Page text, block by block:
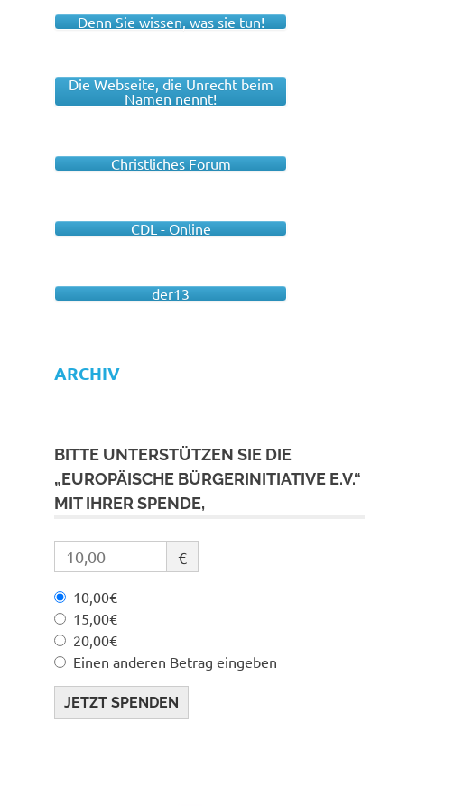
Denn Sie wissen, was sie tun!
Die Webseite, die Unrecht beim
Namen nennt!
Christliches Forum
CDL - Online
der13
ARCHIV
BITTE UNTERSTÜTZEN SIE DIE
„EUROPÄISCHE BÜRGERINITIATIVE E.V.“
MIT IHRER SPENDE,
€
10,00€
15,00€
20,00€
Einen anderen Betrag eingeben
JETZT SPENDEN